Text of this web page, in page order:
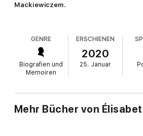
Mackiewiczem.
Élisabeth Revol stanęli na wymarzonym
Mieli to zrobić po swojemu i bez
drodze powrotnej Czapkinsa dopadła
Revol sprowadziła go do szczeliny w
poniżej szczytu, gdzie został na zawsze.
słowach, które w intymnym wyznaniu na
wspomina Francuzka.
GENRE
Biografien und
Memoiren
ERSCHIENEN
2020
25. Januar
Mehr Bücher von